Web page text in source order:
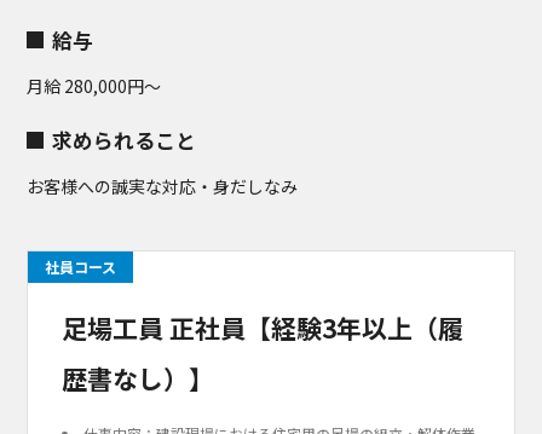
給与
月給 280,000円～
求められること
お客様への誠実な対応・身だしなみ
社員コース
足場工員 正社員【経験3年以上（履
歴書なし）】